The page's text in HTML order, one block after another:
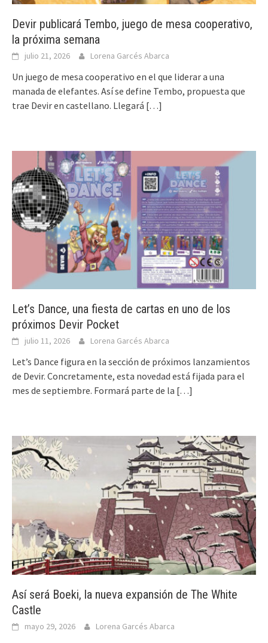
Devir publicará Tembo, juego de mesa cooperativo,
la próxima semana
julio 21, 2026 Lorena Garcés Abarca
Un juego de mesa cooperativo en el que liderar a una
manada de elefantes. Así se define Tembo, propuesta que
trae Devir en castellano. Llegará […]
Let’s Dance, una fiesta de cartas en uno de los
próximos Devir Pocket
julio 11, 2026 Lorena Garcés Abarca
Let’s Dance figura en la sección de próximos lanzamientos
de Devir. Concretamente, esta novedad está fijada para el
mes de septiembre. Formará parte de la […]
Así será Boeki, la nueva expansión de The White
Castle
mayo 29, 2026 Lorena Garcés Abarca